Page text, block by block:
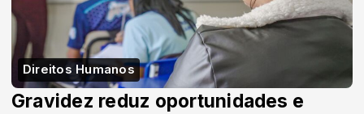
Direitos Humanos
Gravidez reduz oportunidades e